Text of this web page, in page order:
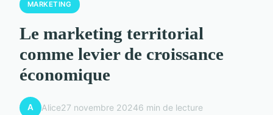
MARKETING
Le marketing territorial
comme levier de croissance
économique
A Alice27 novembre 20246 min de lecture